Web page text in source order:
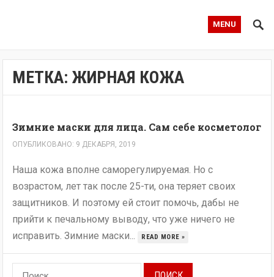
MENU
МЕТКА: ЖИРНАЯ КОЖА
Зимние маски для лица. Сам себе косметолог
ОПУБЛИКОВАНО: 9 ДЕКАБРЯ, 2019
Наша кожа вполне саморегулируемая. Но с
возрастом, лет так после 25-ти, она теряет своих
защитников. И поэтому ей стоит помочь, дабы не
прийти к печальному выводу, что уже ничего не
исправить. Зимние маски...
READ MORE »
Найти: